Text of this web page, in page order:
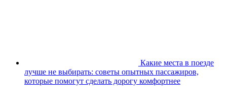
Какие места в поезде
лучше не выбирать: советы опытных пассажиров,
которые помогут сделать дорогу комфортнее